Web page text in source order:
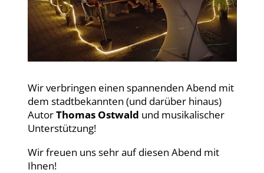
Wir verbringen einen spannenden Abend mit
dem stadtbekannten (und darüber hinaus)
AutorThomas Ostwald und musikalischer
Unterstützung!
Wir freuen uns sehr auf diesen Abend mit
Ihnen!